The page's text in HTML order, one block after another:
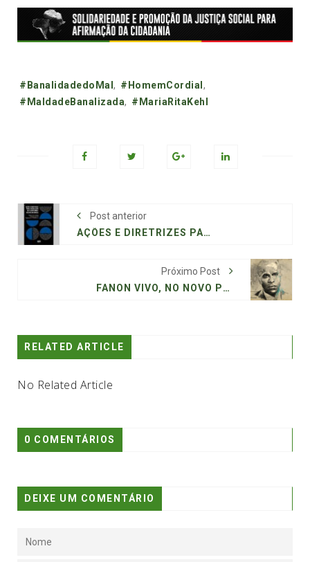
Tags:
#BanalidadedoMal , #HomemCordial ,
#MaldadeBanalizada, #MariaRitaKehl
Post anterior
AÇÕES E DIRETRIZES PARA A REGULAÇÃO DE PLATAFORMAS DIGITAIS NO BRASIL
Próximo Post
FANON VIVO, NO NOVO PENSAMENTO ANTICOLONIAL
RELATED ARTICLE
No Related Article
0 COMENTÁRIOS
DEIXE UM COMENTÁRIO